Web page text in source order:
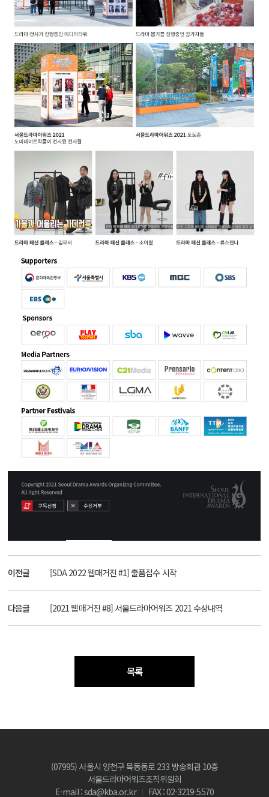
이전글 [SDA 2022 웹매거진 #1] 출품접수 시작
다음글 [2021 웹매거진 #8] 서울드라마어워즈 2021 수상내역
목록
(07995) 서울시 양천구 목동동로 233 방송회관 10층
서울드라마어워즈조직위원회
E-mail : sda@kba.or.kr
FAX : 02-3219-5570